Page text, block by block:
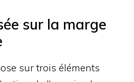
sur la marge
sur trois éléments